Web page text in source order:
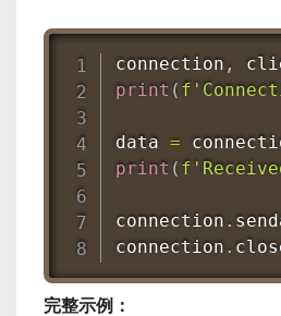
connection ,
print (
data =
print (
connection .
connection .
完整示例：